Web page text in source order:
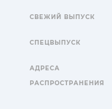
СВЕЖИЙ ВЫПУСК
СПЕЦВЫПУСК
АДРЕСА
РАСПРОСТРАНЕНИЯ